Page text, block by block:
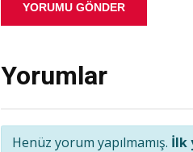
YORUMU GÖNDER
Yorumlar
Henüz yorum yapılmamış. İlk